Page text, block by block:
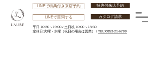
特典付来店予約
LINEで特典付き来店予約
カタログ請求
平日 10:30～19:00 / 土日祝 10:00～18:30
​定休日:火曜・水曜 （祝日の場合は営業） / TEL:0853-21-6788
LINEで質問する